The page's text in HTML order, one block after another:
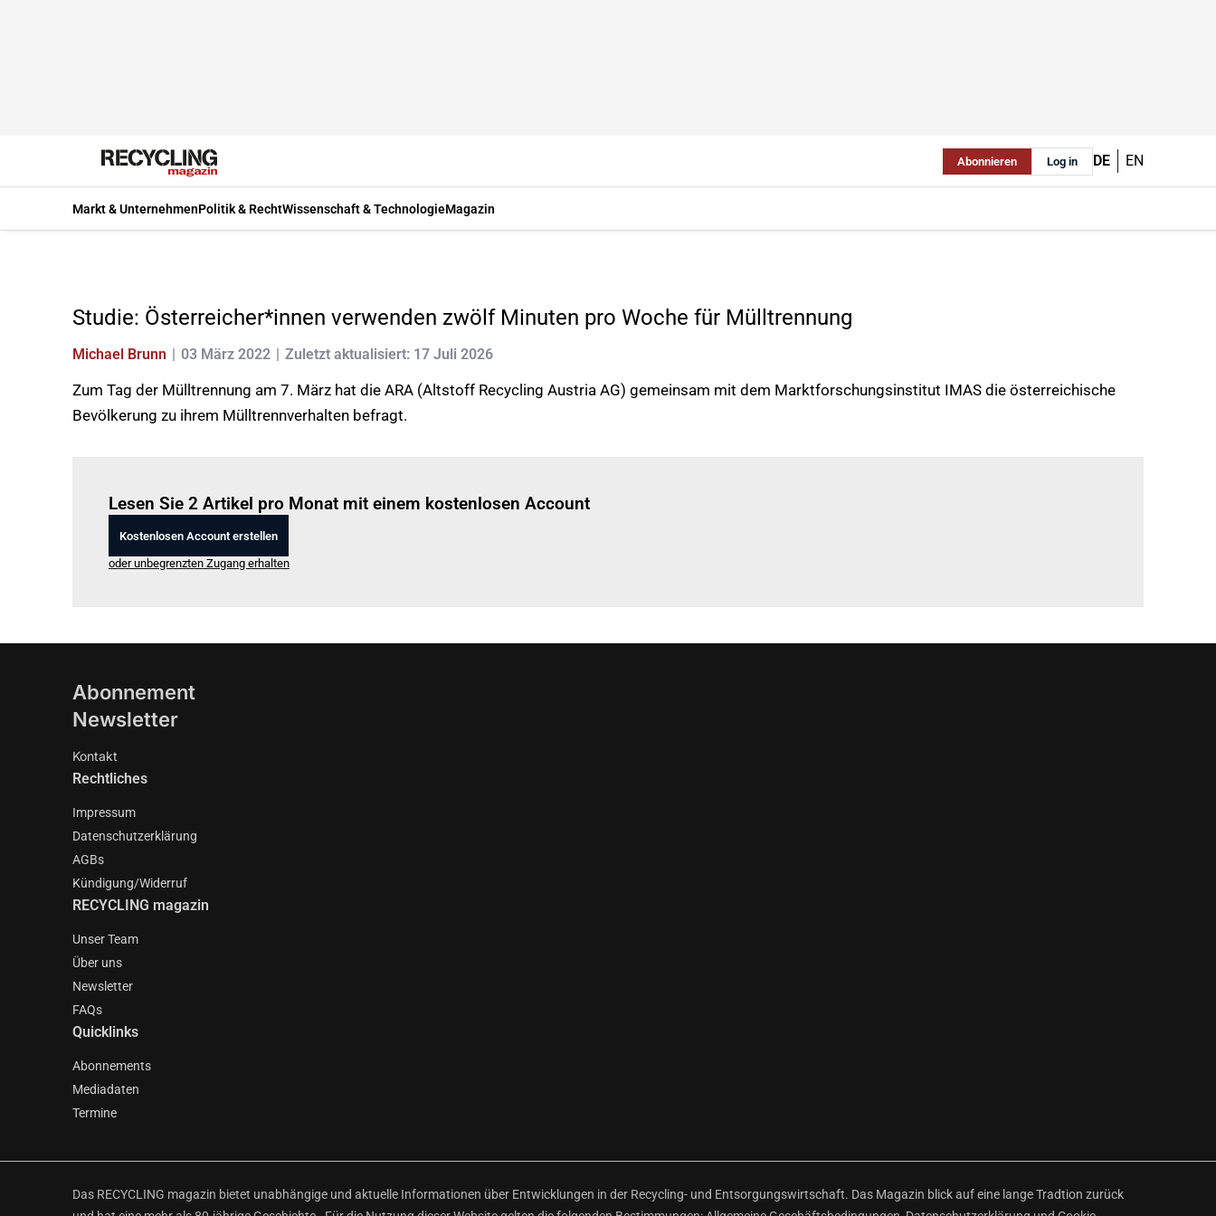
Abonnieren Log in DE EN
Markt & UnternehmenPolitik & RechtWissenschaft & TechnologieMagazin
Studie: Österreicher*innen verwenden zwölf Minuten pro Woche für Mülltrennung
Michael Brunn 03 März 2022 Zuletzt aktualisiert: 17 Juli 2026
Zum Tag der Mülltrennung am 7. März hat die ARA (Altstoff Recycling Austria AG) gemeinsam mit dem Marktforschungsinstitut IMAS die österreichische
Bevölkerung zu ihrem Mülltrennverhalten befragt.
Lesen Sie 2 Artikel pro Monat mit einem kostenlosen Account
Kostenlosen Account erstellen
oder unbegrenzten Zugang erhalten
Abonnement
Newsletter
Kontakt
Rechtliches
Impressum
Datenschutzerklärung
AGBs
Kündigung/Widerruf
RECYCLING magazin
Unser Team
Über uns
Newsletter
FAQs
Quicklinks
Abonnements
Mediadaten
Termine
Das RECYCLING magazin bietet unabhängige und aktuelle Informationen über Entwicklungen in der Recycling- und Entsorgungswirtschaft. Das Magazin blick auf eine lange Tradtion zurück